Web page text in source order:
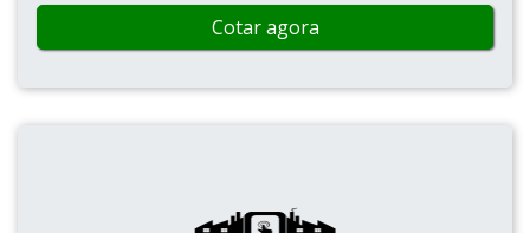
Cotar agora